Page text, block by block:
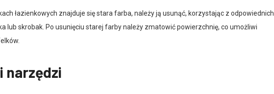
łazienkowych znajduje się stara farba, należy ją usunąć, korzystając z odpowiednich
lub skrobak. Po usunięciu starej farby należy zmatowić powierzchnię, co umożliwi
narzędzi